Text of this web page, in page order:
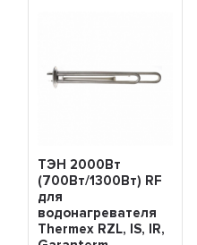
ТЭН 2000Вт
(700Вт/1300Вт) RF
для
водонагревателя
Thermex RZL, IS, IR,